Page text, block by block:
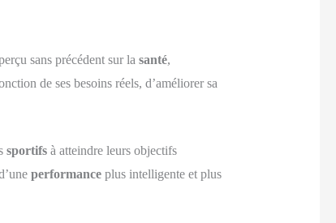
sans précédent sur la santé,
de ses besoins réels, d’améliorer sa
sportifsà atteindre leurs objectifs
performanceplus intelligente et plus